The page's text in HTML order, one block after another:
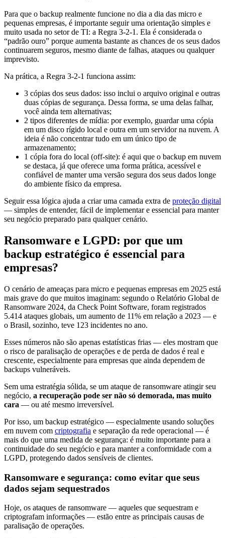
Para que o backup realmente funcione no dia a dia das micro e
pequenas empresas, é importante seguir uma orientação simples e
muito usada no setor de TI: a Regra 3-2-1. Ela é considerada o
“padrão ouro” porque aumenta bastante as chances de os seus dados
continuarem seguros, mesmo diante de falhas, ataques ou qualquer
imprevisto.
Na prática, a Regra 3-2-1 funciona assim:
3 cópias dos seus dados: isso inclui o arquivo original e outras
duas cópias de segurança. Dessa forma, se uma delas falhar,
você ainda tem alternativas;
2 tipos diferentes de mídia: por exemplo, guardar uma cópia
em um disco rígido local e outra em um servidor na nuvem. A
ideia é não concentrar tudo em um único tipo de
armazenamento;
1 cópia fora do local (off-site): é aqui que o backup em nuvem
se destaca, já que oferece uma forma prática, acessível e
confiável de manter uma versão segura dos seus dados longe
do ambiente físico da empresa.
Seguir essa lógica ajuda a criar uma camada extra de proteção digital
— simples de entender, fácil de implementar e essencial para manter
seu negócio preparado para qualquer cenário.
Ransomware e LGPD: por que um
backup estratégico é essencial para
empresas?
O cenário de ameaças para micro e pequenas empresas em 2025 está
mais grave do que muitos imaginam: segundo o Relatório Global de
Ransomware 2024, da Check Point Software, foram registrados
5.414 ataques globais, um aumento de 11% em relação a 2023 — e
o Brasil, sozinho, teve 123 incidentes no ano.
Esses números não são apenas estatísticas frias — eles mostram que
o risco de paralisação de operações e de perda de dados é real e
crescente, especialmente para empresas que ainda dependem de
backups vulneráveis.
Sem uma estratégia sólida, se um ataque de ransomware atingir seu
negócio, a recuperação pode ser não só demorada, mas muito
cara — ou até mesmo irreversível.
Por isso, um backup estratégico — especialmente usando soluções
em nuvem com criptografia e separação da rede operacional — é
mais do que uma medida de segurança: é muito importante para a
continuidade do seu negócio e para manter a conformidade com a
LGPD, protegendo dados sensíveis de clientes.
Ransomware e segurança: como evitar que seus
dados sejam sequestrados
Hoje, os ataques de ransomware — aqueles que sequestram e
criptografam informações — estão entre as principais causas de
paralisação de operações.